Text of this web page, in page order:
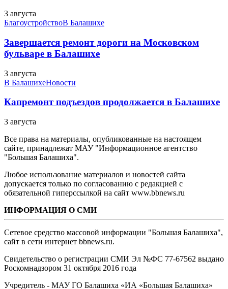
3 августа
БлагоустройствоВ Балашихе
Завершается ремонт дороги на Московском
бульваре в Балашихе
3 августа
В БалашихеНовости
Капремонт подъездов продолжается в Балашихе
3 августа
Все права на материалы, опубликованные на настоящем
сайте, принадлежат МАУ "Информационное агентство
"Большая Балашиха".
Любое использование материалов и новостей сайта
допускается только по согласованию с редакцией с
обязательной гиперссылкой на сайт www.bbnews.ru
ИНФОРМАЦИЯ О СМИ
Сетевое средство массовой информации "Большая Балашиха",
сайт в сети интернет bbnews.ru.
Свидетельство о регистрации СМИ Эл №ФС ‎77-67562 выдано
Роскомнадзором 31 октября 2016 года
Учредитель - МАУ ГО Балашиха «ИА «Большая Балашиха»